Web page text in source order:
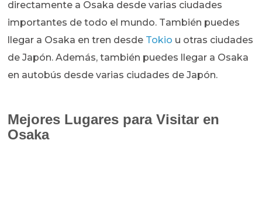
directamente a Osaka desde varias ciudades
importantes de todo el mundo. También puedes
llegar a Osaka en tren desde Tokio u otras ciudades
de Japón. Además, también puedes llegar a Osaka
en autobús desde varias ciudades de Japón.
Mejores Lugares para Visitar en
Osaka